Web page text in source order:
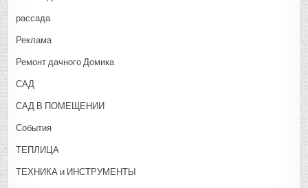
рассада
Реклама
Ремонт дачного Домика
САД
САД В ПОМЕЩЕНИИ
События
ТЕПЛИЦА
ТЕХНИКА и ИНСТРУМЕНТЫ